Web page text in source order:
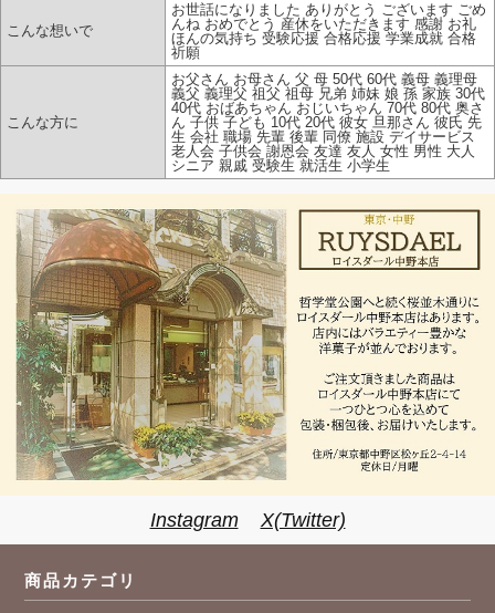
こんな想いで
お世話になりました ありがとう ございます ごめ
んね おめでとう 産休をいただきます 感謝 お礼
ほんの気持ち 受験応援 合格応援 学業成就 合格
祈願
こんな方に
お父さん お母さん 父 母 50代 60代 義母 義理母
義父 義理父 祖父 祖母 兄弟 姉妹 娘 孫 家族 30代
40代 おばあちゃん おじいちゃん 70代 80代 奥さ
ん 子供 子ども 10代 20代 彼女 旦那さん 彼氏 先
生 会社 職場 先輩 後輩 同僚 施設 デイサービス
老人会 子供会 謝恩会 友達 友人 女性 男性 大人
シニア 親戚 受験生 就活生 小学生
Instagram X(Twitter)
商品カテゴリ